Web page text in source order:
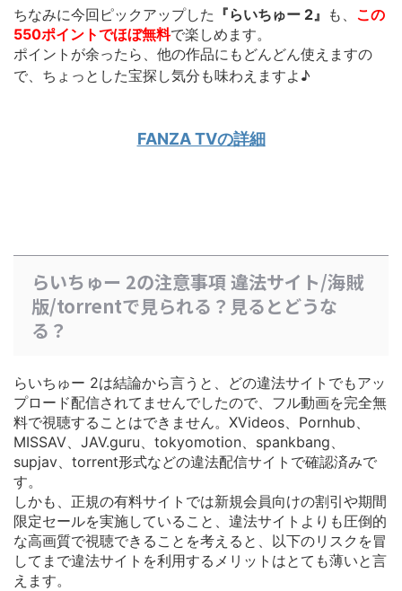
ちなみに今回ピックアップした 『らいちゅー 2』 も、 この
550ポイントでほぼ無料で楽しめます。
ポイントが余ったら、他の作品にもどんどん使えますの
で、ちょっとした宝探し気分も味わえますよ♪
FANZA TVの詳細
らいちゅー 2の注意事項 違法サイト/海賊
版/torrentで見られる？見るとどうな
る？
らいちゅー 2は結論から言うと、どの違法サイトでもアッ
プロード配信されてませんでしたので、フル動画を完全無
料で視聴することはできません。XVideos、Pornhub、
MISSAV、JAV.guru、tokyomotion、spankbang、
supjav、torrent形式などの違法配信サイトで確認済みで
す。
しかも、正規の有料サイトでは新規会員向けの割引や期間
限定セールを実施している こと、違法サイトよりも圧倒的
な高画質で視聴できることを考えると、以下のリスクを冒
してまで違法サイトを利用するメリットはとても薄いと言
えます。